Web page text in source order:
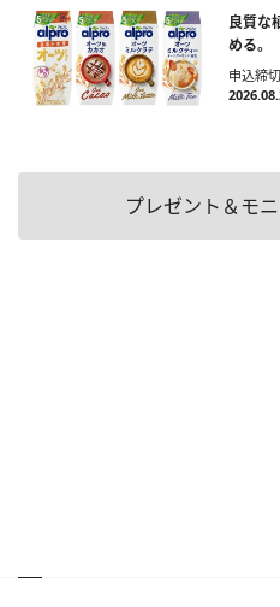
良質な
める。
申込締切
プレゼント＆モ